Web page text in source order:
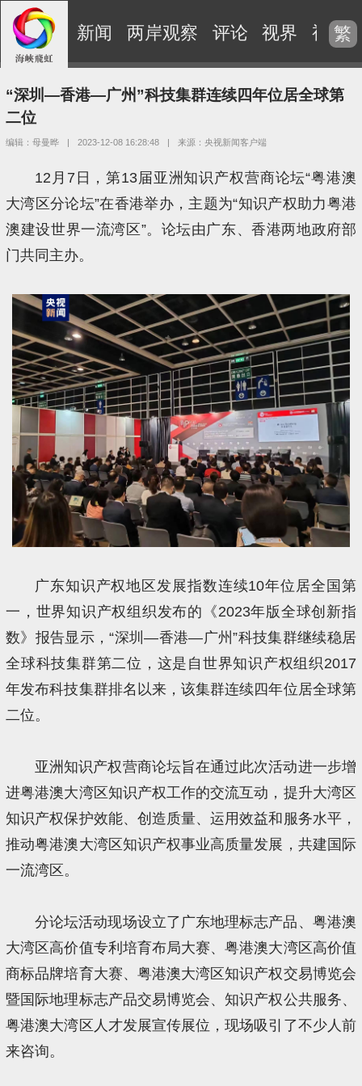
新闻 两岸观察 评论 视界 视频
繁
“深圳—香港—广州”科技集群连续四年位居全球第
二位
编辑：母曼晔 | 2023-12-08 16:28:48 | 来源：央视新闻客户端
12月7日，第13届亚洲知识产权营商论坛“粤港澳
大湾区分论坛”在香港举办，主题为“知识产权助力粤港
澳建设世界一流湾区”。论坛由广东、香港两地政府部
门共同主办。
广东知识产权地区发展指数连续10年位居全国第
一，世界知识产权组织发布的《2023年版全球创新指
数》报告显示，“深圳—香港—广州”科技集群继续稳居
全球科技集群第二位，这是自世界知识产权组织2017
年发布科技集群排名以来，该集群连续四年位居全球第
二位。
亚洲知识产权营商论坛旨在通过此次活动进一步增
进粤港澳大湾区知识产权工作的交流互动，提升大湾区
知识产权保护效能、创造质量、运用效益和服务水平，
推动粤港澳大湾区知识产权事业高质量发展，共建国际
一流湾区。
分论坛活动现场设立了广东地理标志产品、粤港澳
大湾区高价值专利培育布局大赛、粤港澳大湾区高价值
商标品牌培育大赛、粤港澳大湾区知识产权交易博览会
暨国际地理标志产品交易博览会、知识产权公共服务、
粤港澳大湾区人才发展宣传展位，现场吸引了不少人前
来咨询。